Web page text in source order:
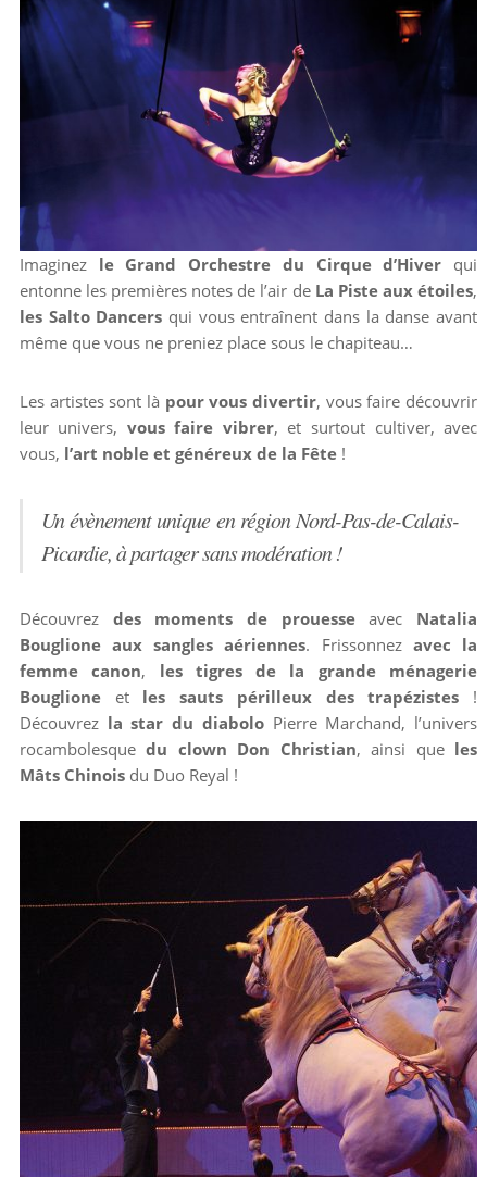
Imaginez le Grand Orchestre du Cirque d’Hiver qui
entonne les premières notes de l’air de La Piste aux étoiles,
les Salto Dancers qui vous entraînent dans la danse avant
même que vous ne preniez place sous le chapiteau…
Les artistes sont là pour vous divertir, vous faire découvrir
leur univers, vous faire vibrer, et surtout cultiver, avec
vous, l’art noble et généreux de la Fête!
Un évènement unique en région Nord-Pas-de-Calais-
Picardie, à partager sans modération !
Découvrez des moments de prouesseavec Natalia
Bouglione aux sangles aériennes. Frissonnez avec la
femme canon, les tigres de la grande ménagerie
Bouglioneet les sauts périlleux des trapézistes !
Découvrez la star du diabolo Pierre Marchand, l’univers
rocambolesquedu clown Don Christian, ainsi que les
Mâts Chinoisdu Duo Reyal !